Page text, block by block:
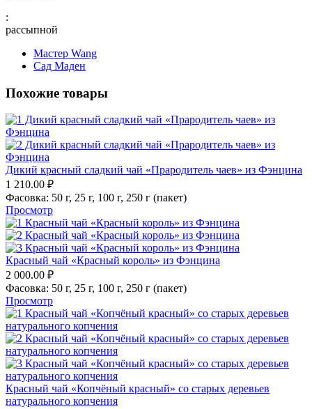
:
рассыпной
Мастер Wang
Сад Маден
Похожие товары
Дикий красный сладкий чай «Прародитель чаев» из Фэнцина
1 210.00 ₽
Фасовка: 50 г, 25 г, 100 г, 250 г (пакет)
Просмотр
Красный чай «Красный король» из Фэнцина
2 000.00 ₽
Фасовка: 50 г, 25 г, 100 г, 250 г (пакет)
Просмотр
Красный чай «Копчёный красный» со старых деревьев
натурального копчения